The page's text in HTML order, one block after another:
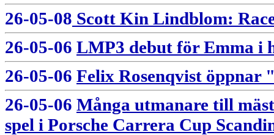
26-05-08 Scott Kin Lindblom:
26-05-06 LMP3 debut för Emma i
26-05-06 Felix Rosenqvist öppnar
26-05-06 Många utmanare till
spel i Porsche Carrera Cup